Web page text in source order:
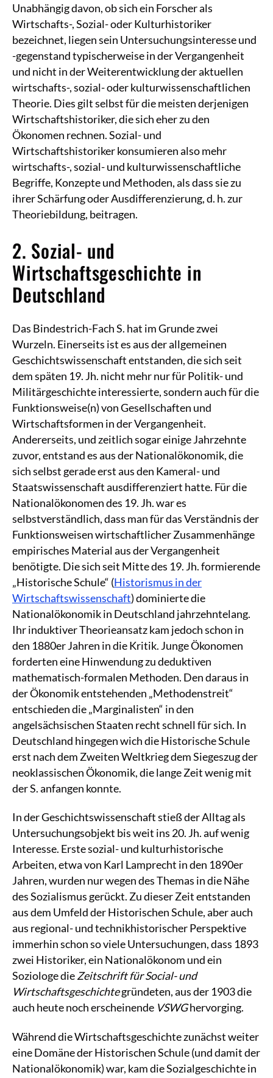
Unabhängig davon, ob sich ein Forscher als
Wirtschafts-, Sozial- oder Kulturhistoriker
bezeichnet, liegen sein Untersuchungsinteresse und
-gegenstand typischerweise in der Vergangenheit
und nicht in der Weiterentwicklung der aktuellen
wirtschafts-, sozial- oder kulturwissenschaftlichen
Theorie. Dies gilt selbst für die meisten derjenigen
Wirtschaftshistoriker, die sich eher zu den
Ökonomen rechnen. Sozial- und
Wirtschaftshistoriker konsumieren also mehr
wirtschafts-, sozial- und kulturwissenschaftliche
Begriffe, Konzepte und Methoden, als dass sie zu
ihrer Schärfung oder Ausdifferenzierung, d. h. zur
Theoriebildung, beitragen.
2. Sozial- und
Wirtschaftsgeschichte in
Deutschland
Das Bindestrich-Fach S. hat im Grunde zwei
Wurzeln. Einerseits ist es aus der allgemeinen
Geschichtswissenschaft entstanden, die sich seit
dem späten 19. Jh. nicht mehr nur für Politik- und
Militärgeschichte interessierte, sondern auch für die
Funktionsweise(n) von Gesellschaften und
Wirtschaftsformen in der Vergangenheit.
Andererseits, und zeitlich sogar einige Jahrzehnte
zuvor, entstand es aus der Nationalökonomik, die
sich selbst gerade erst aus den Kameral- und
Staatswissenschaft ausdifferenziert hatte. Für die
Nationalökonomen des 19. Jh. war es
selbstverständlich, dass man für das Verständnis der
Funktionsweisen wirtschaftlicher Zusammenhänge
empirisches Material aus der Vergangenheit
benötigte. Die sich seit Mitte des 19. Jh. formierende
„Historische Schule“ (Historismus in der
Wirtschaftswissenschaft) dominierte die
Nationalökonomik in Deutschland jahrzehntelang.
Ihr induktiver Theorieansatz kam jedoch schon in
den 1880er Jahren in die Kritik. Junge Ökonomen
forderten eine Hinwendung zu deduktiven
mathematisch-formalen Methoden. Den daraus in
der Ökonomik entstehenden „Methodenstreit“
entschieden die „Marginalisten“ in den
angelsächsischen Staaten recht schnell für sich. In
Deutschland hingegen wich die Historische Schule
erst nach dem Zweiten Weltkrieg dem Siegeszug der
neoklassischen Ökonomik, die lange Zeit wenig mit
der S. anfangen konnte.
In der Geschichtswissenschaft stieß der Alltag als
Untersuchungsobjekt bis weit ins 20. Jh. auf wenig
Interesse. Erste sozial- und kulturhistorische
Arbeiten, etwa von Karl Lamprecht in den 1890er
Jahren, wurden nur wegen des Themas in die Nähe
des Sozialismus gerückt. Zu dieser Zeit entstanden
aus dem Umfeld der Historischen Schule, aber auch
aus regional- und technikhistorischer Perspektive
immerhin schon so viele Untersuchungen, dass 1893
zwei Historiker, ein Nationalökonom und ein
Soziologe dieZeitschrift für Social- und
Wirtschaftsgeschichtegründeten, aus der 1903 die
auch heute noch erscheinende VSWGhervorging.
Während die Wirtschaftsgeschichte zunächst weiter
eine Domäne der Historischen Schule (und damit der
Nationalökonomik) war, kam die Sozialgeschichte in